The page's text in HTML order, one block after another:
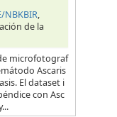
NBKBIR,
de la
microfotograf
Ascaris
El dataset i
con Asc